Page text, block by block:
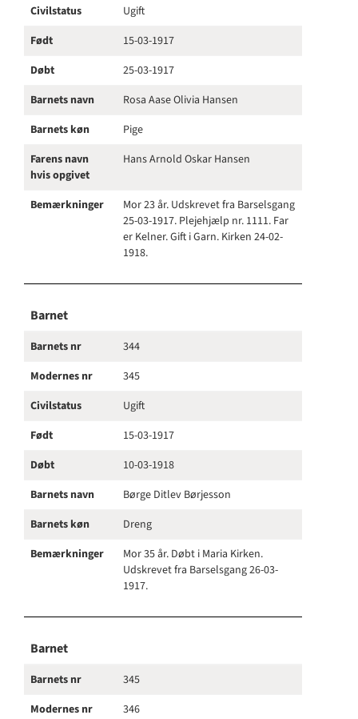
Civilstatus
Ugift
Født
15-03-1917
Døbt
25-03-1917
Barnets navn
Rosa Aase Olivia Hansen
Barnets køn
Pige
Farens navn
hvis opgivet
Hans Arnold Oskar Hansen
Bemærkninger
Mor 23 år. Udskrevet fra Barselsgang
25-03-1917. Plejehjælp nr. 1111. Far
er Kelner. Gift i Garn. Kirken 24-02-
1918.
Barnet
Barnets nr
344
Modernes nr
345
Civilstatus
Ugift
Født
15-03-1917
Døbt
10-03-1918
Barnets navn
Børge Ditlev Børjesson
Barnets køn
Dreng
Bemærkninger
Mor 35 år. Døbt i Maria Kirken.
Udskrevet fra Barselsgang 26-03-
1917.
Barnet
Barnets nr
345
Modernes nr
346